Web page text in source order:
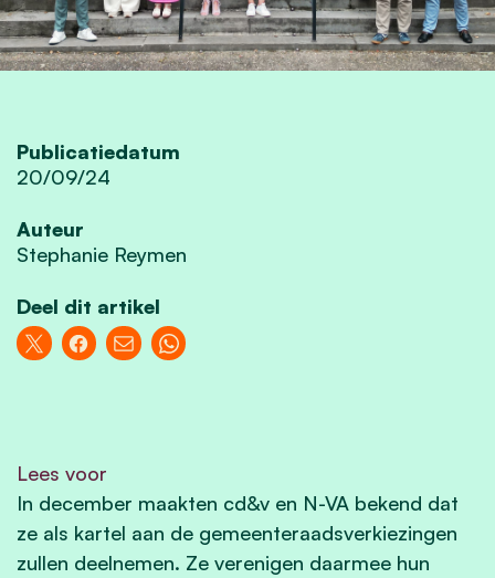
Publicatiedatum
20/09/24
Auteur
Stephanie Reymen
Deel dit artikel
Lees voor
In december maakten cd&v en N-VA bekend dat
ze als kartel aan de gemeenteraadsverkiezingen
zullen deelnemen. Ze verenigen daarmee hun